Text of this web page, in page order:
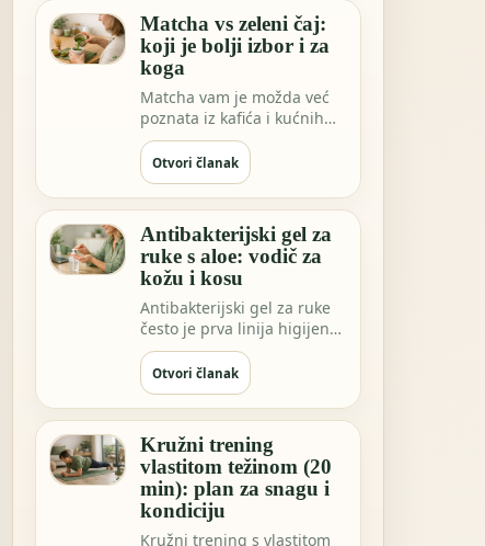
Matcha vs zeleni čaj:
koji je bolji izbor i za
koga
Matcha vam je možda već
poznata iz kafića i kućnih
rituala. Ali EGCG ekstrakt
sve češće…
Otvori članak
Antibakterijski gel za
ruke s aloe: vodič za
kožu i kosu
Antibakterijski gel za ruke
često je prva linija higijene
kada niste blizu vode.
Možda …
Otvori članak
Kružni trening
vlastitom težinom (20
min): plan za snagu i
kondiciju
Kružni trening s vlastitom